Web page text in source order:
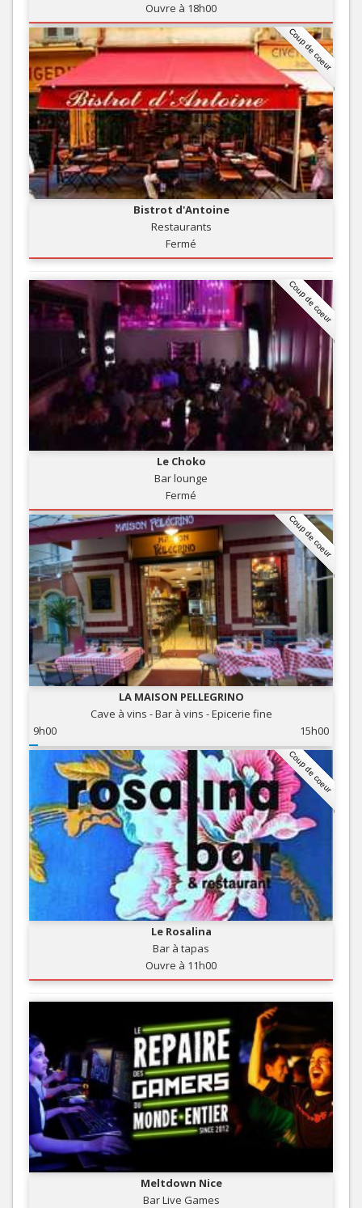
Ouvre à 18h00
Coup de coeur
Bistrot d'Antoine
Restaurants
Fermé
Coup de coeur
Le Choko
Bar lounge
Fermé
Coup de coeur
LA MAISON PELLEGRINO
Cave à vins - Bar à vins - Epicerie fine
9h00
15h00
Coup de coeur
Le Rosalina
Bar à tapas
Ouvre à 11h00
Meltdown Nice
Bar Live Games